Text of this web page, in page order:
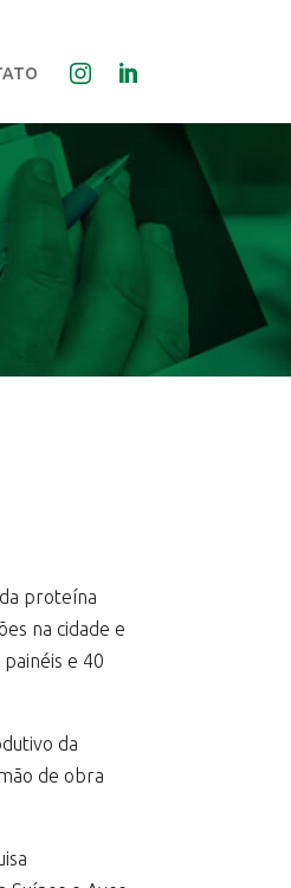
proteína
na cidade e
e 40
da
de obra